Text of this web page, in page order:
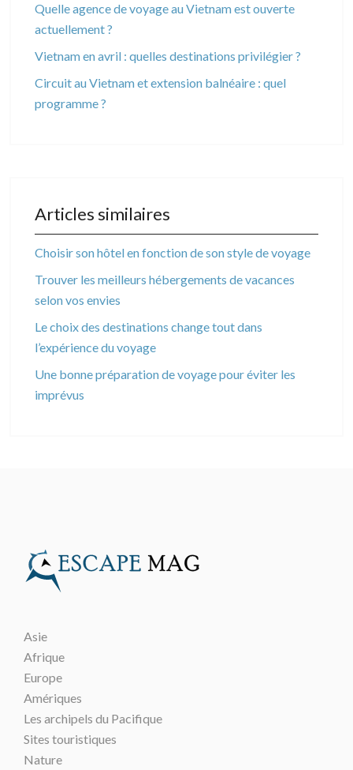
Quelle agence de voyage au Vietnam est ouverte
actuellement ?
Vietnam en avril : quelles destinations privilégier ?
Circuit au Vietnam et extension balnéaire : quel
programme ?
Articles similaires
Choisir son hôtel en fonction de son style de voyage
Trouver les meilleurs hébergements de vacances
selon vos envies
Le choix des destinations change tout dans
l’expérience du voyage
Une bonne préparation de voyage pour éviter les
imprévus
Asie
Afrique
Europe
Amériques
Les archipels du Pacifique
Sites touristiques
Nature